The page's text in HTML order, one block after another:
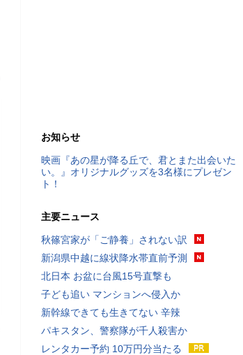
お知らせ
映画『あの星が降る丘で、君とまた出会いた
い。』オリジナルグッズを3名様にプレゼン
ト！
主要ニュース
秋篠宮家が「ご静養」されない訳
新潟県中越に線状降水帯直前予測
北日本 お盆に台風15号直撃も
子ども追い マンションへ侵入か
新幹線できても生きてない 辛辣
パキスタン、警察隊が千人殺害か
レンタカー予約 10万円分当たる